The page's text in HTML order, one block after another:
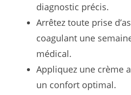
diagnostic précis.
Arrêtez toute prise
coagulant une
médical.
Appliquez une crème
un confort optimal.